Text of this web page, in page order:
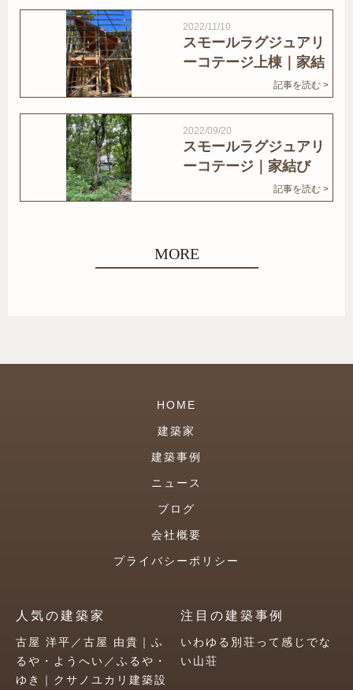
2022/11/10
スモールラグジュアリ
ーコテージ上棟｜家結
記事を読む >
2022/09/20
スモールラグジュアリ
ーコテージ｜家結び
記事を読む >
MORE
HOME
建築家
建築事例
ニュース
ブログ
会社概要
プライバシーポリシー
人気の建築家
古屋 洋平／古屋 由貴｜ふ
るや・ようへい／ふるや・
ゆき｜クサノユカリ建築設
注目の建築事例
いわゆる別荘って感じでな
い山荘